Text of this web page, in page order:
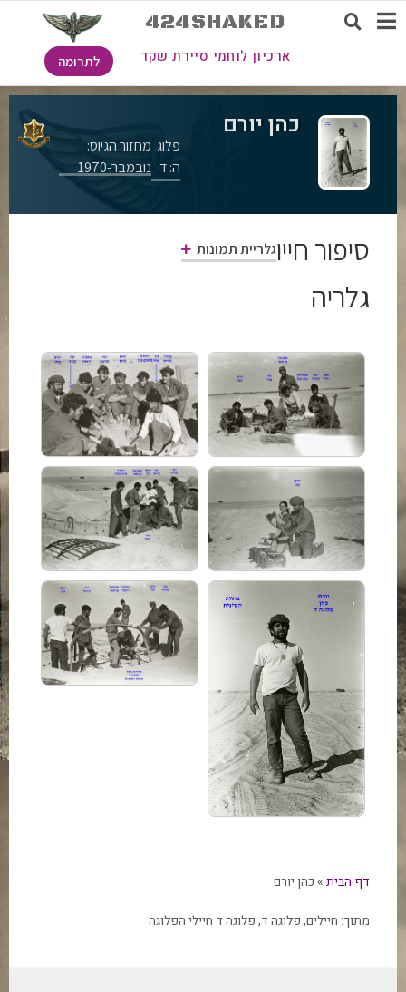
424SHAKED
ארכיון לוחמי סיירת שקד לתרומה
כהן יורם
פלוג
ה: ד
מחזור הגיוס:
נובמבר-1970
סיפור חייוגלריית תמונות
גלריה
דף הבית» כהן יורם
מתוך: חיילים,פלוגה ד,פלוגה ד חיילי הפלוגה